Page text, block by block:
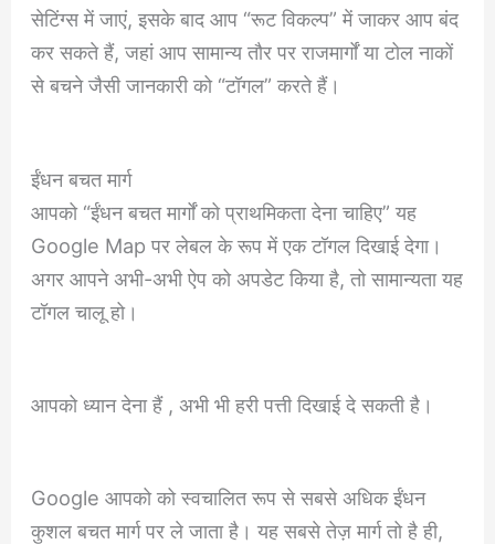
सेटिंग्स में जाएं, इसके बाद आप “रूट विकल्प” में जाकर आप बंद
कर सकते हैं, जहां आप सामान्य तौर पर राजमार्गों या टोल नाकों
से बचने जैसी जानकारी को “टॉगल” करते हैं।
ईंधन बचत मार्ग
आपको “ईंधन बचत मार्गों को प्राथमिकता देना चाहिए” यह
Google Map पर लेबल के रूप में एक टॉगल दिखाई देगा।
अगर आपने अभी-अभी ऐप को अपडेट किया है, तो सामान्यता यह
टॉगल चालू हो।
आपको ध्यान देना हैं , अभी भी हरी पत्ती दिखाई दे सकती है।
Google आपको को स्वचालित रूप से सबसे अधिक ईंधन
कुशल बचत मार्ग पर ले जाता है। यह सबसे तेज़ मार्ग तो है ही,